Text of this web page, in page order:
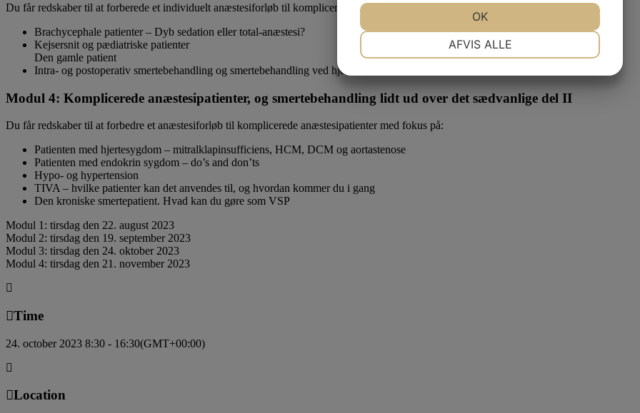
Du får redskaber til at forberede et individuelt anæstesiforløb til komplicerede anæstesipatienter med fokus på:
Brachycephale patienter – Dyb sedation eller total-anæstesi?
Kejsersnit og pædiatriske patienter
Den gamle patient
Intra- og postoperativ smertebehandling og smertebehandling ved hjemsendelse
Modul 4: Komplicerede anæstesipatienter, og smertebehandling lidt ud over det sædvanlige del II
Du får redskaber til at forbedre et anæstesiforløb til komplicerede anæstesipatienter med fokus på:
Patienten med hjertesygdom – mitralklapinsufficiens, HCM, DCM og aortastenose
Patienten med endokrin sygdom – do’s and don’ts
Hypo- og hypertension
TIVA – hvilke patienter kan det anvendes til, og hvordan kommer du i gang
Den kroniske smertepatient. Hvad kan du gøre som VSP
Modul 1: tirsdag den 22. august 2023
Modul 2: tirsdag den 19. september 2023
Modul 3: tirsdag den 24. oktober 2023
Modul 4: tirsdag den 21. november 2023
Time
24. october 2023 8:30 - 16:30(GMT+00:00)
Location
AFVIS ALLE
OK